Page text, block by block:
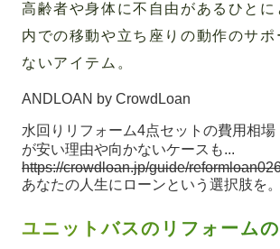
高齢者や身体に不自由があるひとに
内での移動や立ち座りの動作のサ
ないアイテム。
ANDLOAN by CrowdLoan
水回りリフォーム4点セットの費用相場
が安い理由や向かないケースも...
https://crowdloan.jp/guide/
あなたの人生にローンという選択肢を。
ユニットバスのリフォーム